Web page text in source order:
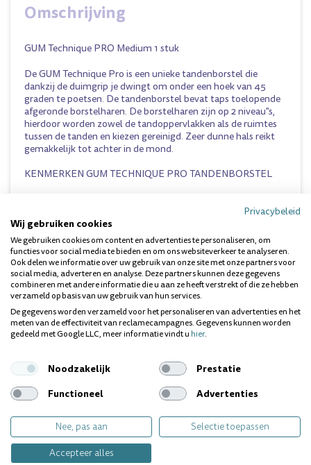
Omschrijving
GUM Technique PRO Medium 1 stuk
De GUM Technique Pro is een unieke tandenborstel die
dankzij de duimgrip je dwingt om onder een hoek van 45
graden te poetsen. De tandenborstel bevat taps toelopende
afgeronde borstelharen. De borstelharen zijn op 2 niveau"s,
hierdoor worden zowel de tandoppervlakken als de ruimtes
tussen de tanden en kiezen gereinigd. Zeer dunne hals reikt
gemakkelijk tot achter in de mond.
KENMERKEN GUM TECHNIQUE PRO TANDENBORSTEL
Taps toelopende borstelharen
Dunne hals
Vragen over dit product? Wij helpen je
graag!
Ieder gebit is uniek. Heb je
een specifieke vraag?
Privacybeleid
Wij gebruiken cookies
We gebruiken cookies om content en advertenties te personaliseren, om
functies voor social media te bieden en om ons websiteverkeer te analyseren.
Ook delen we informatie over uw gebruik van onze site met onze partners voor
social media, adverteren en analyse. Deze partners kunnen deze gegevens
combineren met andere informatie die u aan ze heeft verstrekt of die ze hebben
verzameld op basis van uw gebruik van hun services.
De gegevens worden verzameld voor het personaliseren van advertenties en het
meten van de effectiviteit van reclamecampagnes. Gegevens kunnen worden
gedeeld met Google LLC, meer informatie vindt uhier.
Noodzakelijk
Prestatie
Functioneel
Advertenties
Nee, pas aan
Selectie toepassen
Accepteer alles